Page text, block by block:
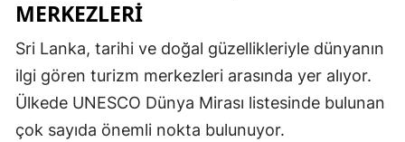
MERKEZLERI
Sri Lanka, tarihi ve doğal güzellikleriyle dünyanın
ilgi gören turizm merkezleri arasında yer alıyor.
Ülkede UNESCO Dünya Mirası listesinde bulunan
çok sayıda önemli nokta bulunuyor.